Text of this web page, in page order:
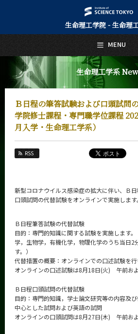
生命理工学院 - 生命理
生命理工学系
Ｂ日程の筆答試験および口頭試問
学院修士課程・専門職学位課程
月入学・生命理工学系）
RSS
新型コロナウイルス感染症の拡大に伴い、Ｂ
口頭試問の代替試験をオンラインで実施します。
Ｂ日程筆答試験の代替試験
目的：専門的知識に関する試験を実施します
学，生物学，有機化学，物理化学のうち当日2
す。）
代替措置の概要：オンラインでの口述試験を行
オンラインの口述試験は8月18日(火) 午前およ
Ｂ日程口頭試問の代替試験
目的：専門的知識，学士論文研究等の内容及
中心とした試問および英語の試問
オンラインの口頭試問は8月27日(木) 午前およ
MENU
日本語
トップページ
Top Page
生命理工学系について
About Us
教育
Education
入学案内
Admissions
News
News 一覧
カテゴリ別
月別
イベントカレンダー